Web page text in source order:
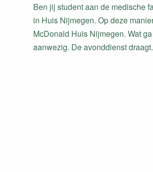
Ben jij student aan de medische
in Huis Nijmegen. Op deze
McDonald Huis Nijmegen. Wat
aanwezig. De avonddienst